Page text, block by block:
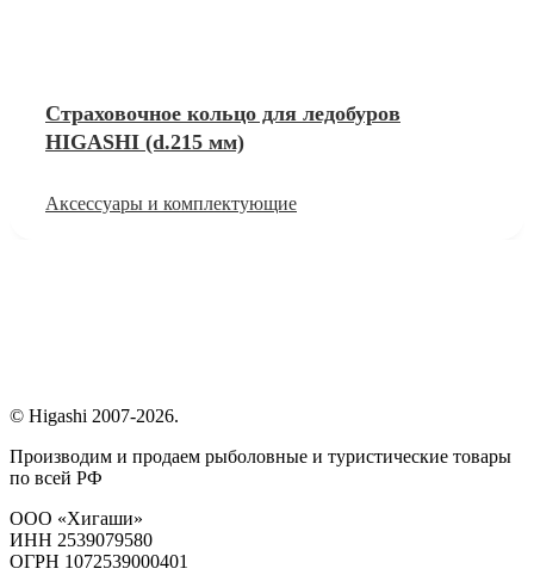
Страховочное кольцо для ледобуров
HIGASHI (d.215 мм)
Аксессуары и комплектующие
© Higashi 2007-2026.
Производим и продаем рыболовные и туристические товары
по всей РФ
ООО «Хигаши»
ИНН 2539079580
ОГРН 1072539000401